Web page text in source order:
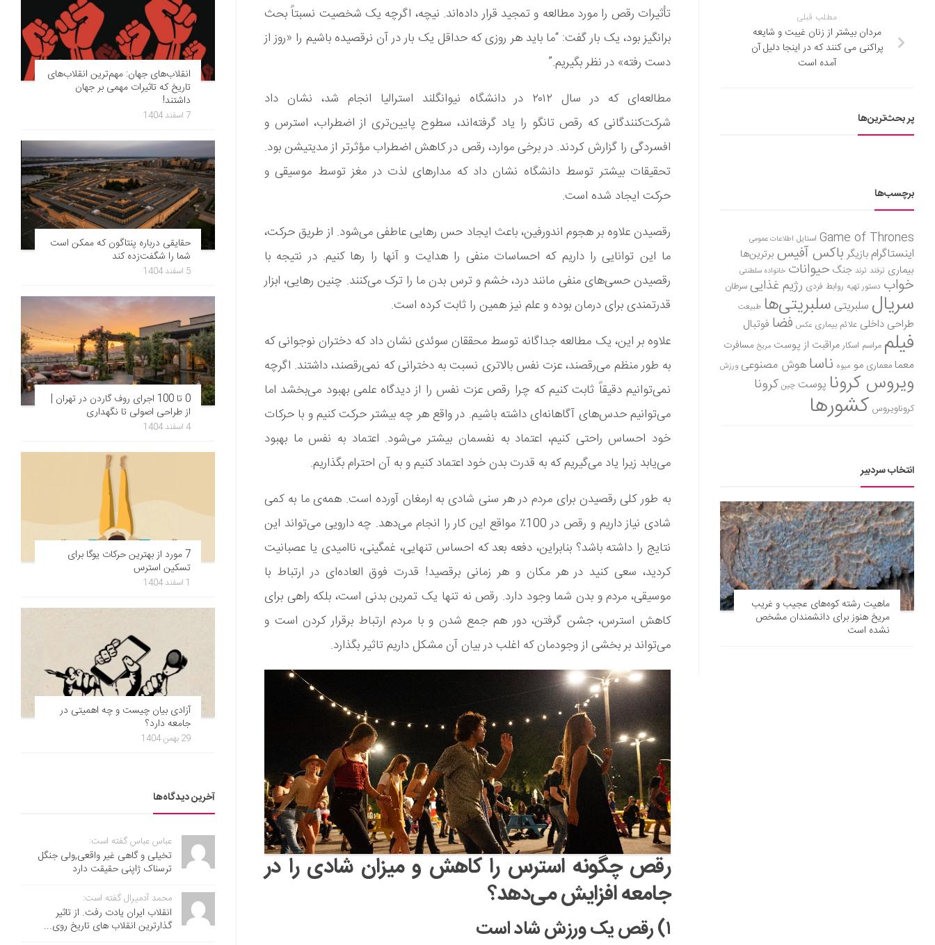
تأثیرات رقص را مورد مطالعه و تمجید قرار داده‌اند. نیچه، اگرچه یک شخصیت نسبتاً بحث
برانگیز بود، یک بار گفت: “ما باید هر روزی که حداقل یک بار در آن نرقصیده‌ باشیم را «روز از
دست رفته» در نظر بگیریم.”
مطالعه‌ای که در سال ۲۰۱۲ در دانشگاه نیوانگلند استرالیا انجام شد، نشان داد
شرکت‌کنندگانی که رقص تانگو را یاد گرفته‌اند، سطوح پایین‌تری از اضطراب، استرس و
افسردگی را گزارش کردند. در برخی موارد، رقص در کاهش اضطراب مؤثرتر از مدیتیشن بود.
تحقیقات بیشتر توسط دانشگاه نشان داد که مدارهای لذت در مغز توسط موسیقی و
حرکت ایجاد شده است.
رقصیدن علاوه بر هجوم اندورفین، باعث ایجاد حس رهایی عاطفی می‌شود. از طریق حرکت،
ما این توانایی را داریم که احساسات منفی را هدایت و آنها را رها کنیم. در نتیجه با
رقصیدن حسی‌های منفی مانند درد، خشم و ترس بدن ما را ترک می‌کنند. چنین رهایی، ابزار
قدرتمندی برای درمان بوده و علم نیز همین را ثابت کرده است.
علاوه بر این، یک مطالعه جداگانه توسط محققان سوئدی نشان داد که دختران نوجوانی که
به طور منظم می‌رقصند، عزت نفس بالاتری نسبت به دخترانی که نمی‌رقصند، داشتند. اگرچه
نمی‌توانیم دقیقاً ثابت کنیم که چرا رقص عزت نفس را از دیدگاه علمی بهبود می‌بخشد اما
می‌توانیم حدس‌های آگاهانه‌ای داشته باشیم. در واقع هر چه بیشتر حرکت کنیم و با حرکات
خود احساس راحتی کنیم، اعتماد به نفسمان بیشتر می‌شود. اعتماد به نفس ما بهبود
می‌یابد زیرا یاد می‌گیریم که به قدرت بدن خود اعتماد کنیم و به آن احترام بگذاریم.
به طور کلی رقصیدن برای مردم در هر سنی شادی به ارمغان آورده است. همه‌ی ما به کمی
شادی نیاز داریم و رقص در 100٪ مواقع این کار را انجام می‌دهد. چه دارویی می‌تواند این
نتایج را داشته باشد؟ بنابراین، دفعه بعد که احساس تنهایی، غمگینی، ناامیدی یا عصبانیت
کردید، سعی کنید در هر مکان و هر زمانی برقصید! قدرت فوق العاده‌ای در ارتباط با
موسیقی، مردم و بدن شما وجود دارد. رقص نه تنها یک تمرین بدنی است، بلکه راهی برای
کاهش استرس، جشن گرفتن، دور هم جمع شدن و با مردم ارتباط برقرار کردن است و
می‌تواند بر بخشی از وجودمان که اغلب در بیان آن مشکل داریم تاثیر بگذارد.
رقص چگونه استرس را کاهش و میزان شادی را در
جامعه افزایش می‌دهد؟
۱) رقص یک ورزش شاد است
مطلب قبلی
مردان بیشتر از زنان غیبت و شایعه
پراکنی می‌ کنند که در اینجا دلیل آن
آمده است
پر بحث‌ترین‌ها
برچسب‌ها
Game of Thrones استایل اطلاعات عمومی
اینستاگرام بازیگر باکس آفیس برترین‌ها
بیماری ترفند ترند جنگ حیوانات خانواده سلطنتی
خواب دستور تهیه روابط فردی رژیم غذاییسرطان
سریال سلبریتی سلبریتی‌ها طبیعت
طراحی داخلی علائم بیماری عکس فضا فوتبال
فیلم مراسم اسکارمراقبت از پوست مریخ مسافرت
معمامعماری مو میوه ناساهوش مصنوعی ورزش
ویروس کرونا پوست چین کرونا
کروناویروس کشورها
انتخاب سردبیر
ماهیت رشته کوه‌های عجیب و غریب
مریخ هنوز برای دانشمندان مشخص
نشده است
انقلاب‌های جهان: مهم‌ترین انقلاب‌های
تاریخ که تاثیرات مهمی بر جهان
داشتند!
7 اسفند 1404
حقایقی درباره پنتاگون که ممکن است
شما را شگفت‌زده کند
5 اسفند 1404
0 تا 100 اجرای روف گاردن در تهران |
از طراحی اصولی تا نگهداری
4 اسفند 1404
7 مورد از بهترین حرکات یوگا برای
تسکین استرس
1 اسفند 1404
آزادی بیان چیست و چه اهمیتی در
جامعه دارد؟
29 بهمن 1404
آخرین دیدگاه‌ها
عباس عباس گفته است:
تخیلی و گاهی غیر واقعی,ولی جنگل
ترسناک ژاپنی حقیقت دارد
محمد آدمیرال گفته است:
انقلاب ایران یادت رفت. از تاثیر
گذارترین انقلاب های تاریخ روی...